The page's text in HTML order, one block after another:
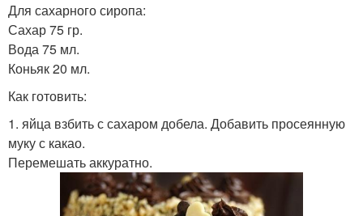
Для сахарного сиропа:
Сахар 75 гр.
Вода 75 мл.
Коньяк 20 мл.
Как готовить:
1. яйца взбить с сахаром добела. Добавить просеянную
муку с какао.
Перемешать аккуратно.